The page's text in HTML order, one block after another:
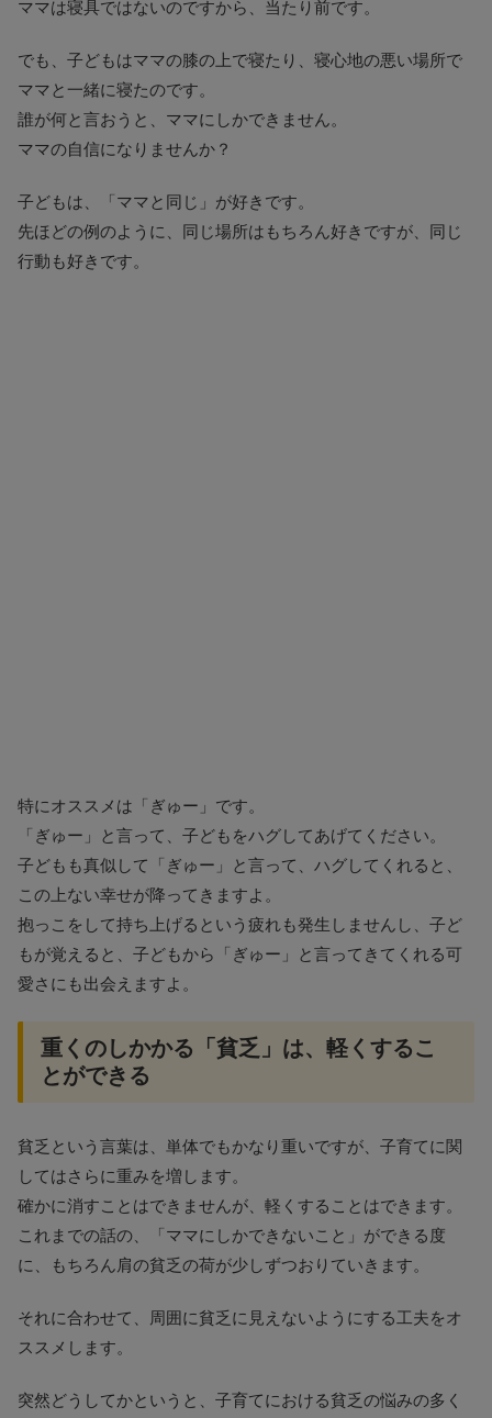
ママは寝具ではないのですから、当たり前です。
でも、子どもはママの膝の上で寝たり、寝心地の悪い場所で
ママと一緒に寝たのです。
誰が何と言おうと、ママにしかできません。
ママの自信になりませんか？
子どもは、「ママと同じ」が好きです。
先ほどの例のように、同じ場所はもちろん好きですが、同じ
行動も好きです。
特にオススメは「ぎゅー」です。
「ぎゅー」と言って、子どもをハグしてあげてください。
子どもも真似して「ぎゅー」と言って、ハグしてくれると、
この上ない幸せが降ってきますよ。
抱っこをして持ち上げるという疲れも発生しませんし、子ど
もが覚えると、子どもから「ぎゅー」と言ってきてくれる可
愛さにも出会えますよ。
重くのしかかる「貧乏」は、軽くするこ
とができる
貧乏という言葉は、単体でもかなり重いですが、子育てに関
してはさらに重みを増します。
確かに消すことはできませんが、軽くすることはできます。
これまでの話の、「ママにしかできないこと」ができる度
に、もちろん肩の貧乏の荷が少しずつおりていきます。
それに合わせて、周囲に貧乏に見えないようにする工夫をオ
ススメします。
突然どうしてかというと、子育てにおける貧乏の悩みの多く